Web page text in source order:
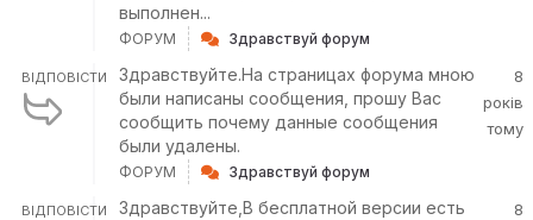
выполнен...
ФОРУМ Здравствуй форум
ВІДПОВІСТИ
Здравствуйте.На страницах форума мною
были написаны сообщения, прошу Вас
сообщить почему данные сообщения
были удалены.
8
років
тому
ФОРУМ Здравствуй форум
ВІДПОВІСТИ
Здравствуйте,В бесплатной версии есть
8